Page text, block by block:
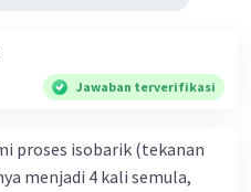
Jawaban terverifikasi
proses isobarik (tekanan
menjadi 4 kali semula,